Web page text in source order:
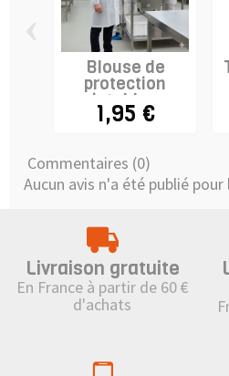
Blouse de
protection
jetable -
ADULTE
1,95 €
Commentaires (0)
Aucun avis n'a été publié
Livraison gratuite
En France à partir de 60 €
d'achats